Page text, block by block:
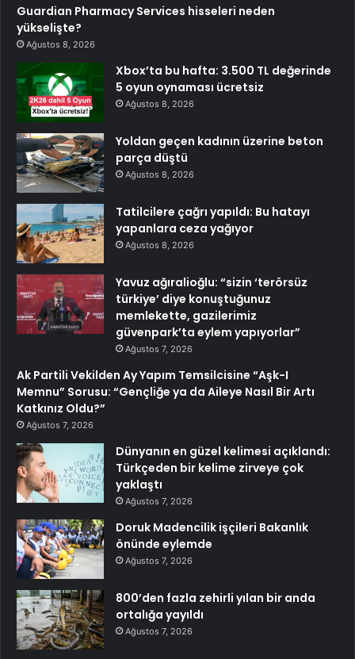
Guardian Pharmacy Services hisseleri neden
yükselişte?
Ağustos 8, 2026
Xbox’ta bu hafta: 3.500 TL değerinde
5 oyun oynaması ücretsiz
Ağustos 8, 2026
Yoldan geçen kadının üzerine beton
parça düştü
Ağustos 8, 2026
Tatilcilere çağrı yapıldı: Bu hatayı
yapanlara ceza yağıyor
Ağustos 8, 2026
Yavuz ağıralioğlu: “sizin ‘terörsüz
türkiye’ diye konuştuğunuz
memlekette, gazilerimiz
güvenpark’ta eylem yapıyorlar”
Ağustos 7, 2026
Ak Partili Vekilden Ay Yapım Temsilcisine “Aşk-I
Memnu” Sorusu: “Gençliğe ya da Aileye Nasıl Bir Artı
Katkınız Oldu?”
Ağustos 7, 2026
Dünyanın en güzel kelimesi açıklandı:
Türkçeden bir kelime zirveye çok
yaklaştı
Ağustos 7, 2026
Doruk Madencilik işçileri Bakanlık
önünde eylemde
Ağustos 7, 2026
800’den fazla zehirli yılan bir anda
ortalığa yayıldı
Ağustos 7, 2026